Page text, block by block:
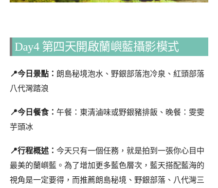
Day4 第四天開啟蘭嶼藍攝影模式
📍今日景點： 朗島秘境泡水、野銀部落泡冷泉、紅頭部落
八代灣踏浪
📍今日餐食： 午餐：東清滷味或野銀豬排飯、晚餐：雯雯
芋頭冰
📍行程概述： 今天只有一個任務，就是拍到一張你心目中
最美的蘭嶼藍。為了增加更多藍色層次，藍天搭配藍海的
視角是一定要得，而推薦朗島秘境、野銀部落、八代灣三